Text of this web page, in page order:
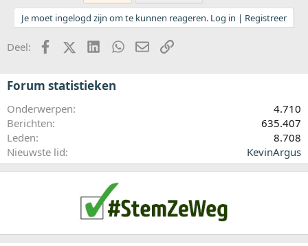
Je moet ingelogd zijn om te kunnen reageren. Log in | Registreer
Deel: FacebookX (Twitter)LinkedInWhatsApp
E-mailkoppeling
Forum statistieken
Onderwerpen
4.710
Berichten
635.407
Leden
8.708
Nieuwste lid
KevinArgus